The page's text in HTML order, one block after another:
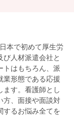
本で初めて厚生労
人材派遣会社と
トはもちろん、派
業形態である応援
ます。看護師とし
方、面接や面談対
するお悩み全てを